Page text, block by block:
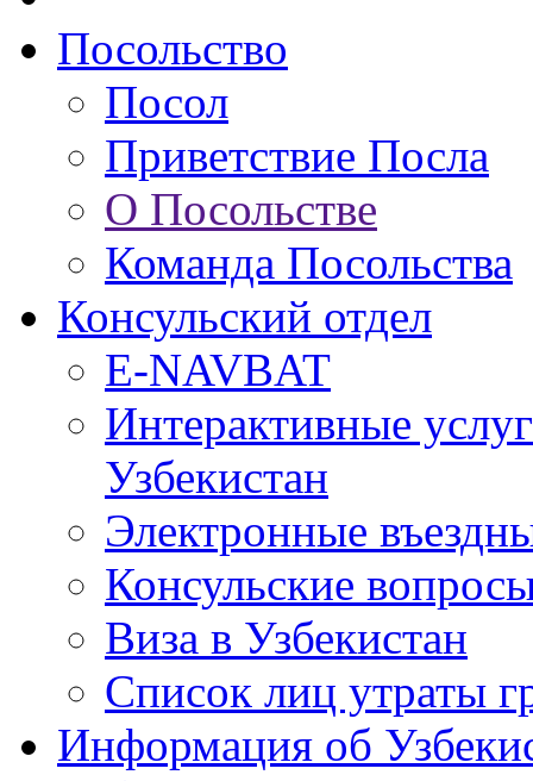
Посольство
Посол
Приветствие Посла
О Посольстве
Команда Посольства
Консульский отдел
E-NAVBAT
Интерактивные
Узбекистан
Электронные
Консульские
Виза в Узбекистан
Список лиц утраты
Информация об